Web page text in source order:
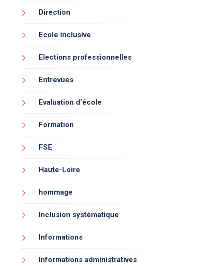
Direction
Ecole inclusive
Elections professionnelles
Entrevues
Evaluation d'école
Formation
FSE
Haute-Loire
hommage
Inclusion systématique
Informations
Informations administratives